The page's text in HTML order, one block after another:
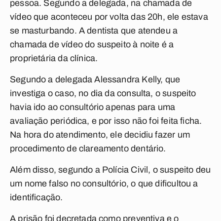
pessoa. Segundo a delegada, na chamada de
vídeo que aconteceu por volta das 20h, ele estava
se masturbando. A dentista que atendeu a
chamada de vídeo do suspeito à noite é a
proprietária da clínica.
Segundo a delegada Alessandra Kelly, que
investiga o caso, no dia da consulta, o suspeito
havia ido ao consultório apenas para uma
avaliação periódica, e por isso não foi feita ficha.
Na hora do atendimento, ele decidiu fazer um
procedimento de clareamento dentário.
Além disso, segundo a Polícia Civil, o suspeito deu
um nome falso no consultório, o que dificultou a
identificação.
A prisão foi decretada como preventiva e o